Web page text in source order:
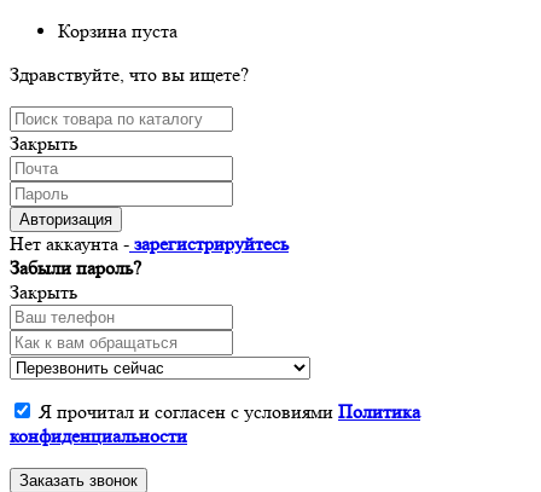
Корзина пуста
Здравствуйте, что вы ищете?
Закрыть
Авторизация
Нет аккаунта - зарегистрируйтесь
Забыли пароль?
Закрыть
Я прочитал и согласен с условиями Политика
конфиденциальности
Заказать звонок